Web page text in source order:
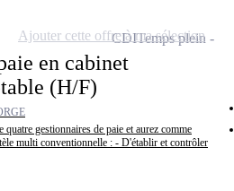
en cabinet
(H/F)
quatre gestionnaires de paie et aurez comme
multi conventionnelle : - D'établir et contrôler
CDITemps plein
Ajouter cette offre à ma sélection